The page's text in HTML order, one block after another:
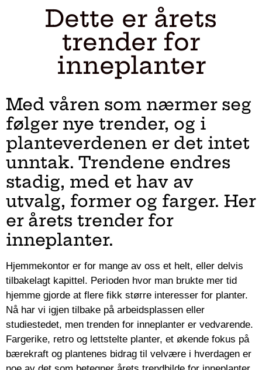
Dette er årets
trender for
inneplanter
Med våren som nærmer seg
følger nye trender, og i
planteverdenen er det intet
unntak. Trendene endres
stadig, med et hav av
utvalg, former og farger. Her
er årets trender for
inneplanter.
Hjemmekontor er for mange av oss et helt, eller delvis
tilbakelagt kapittel. Perioden hvor man brukte mer tid
hjemme gjorde at flere fikk større interesser for planter.
Nå har vi igjen tilbake på arbeidsplassen eller
studiestedet, men trenden for inneplanter er vedvarende.
Fargerike, retro og lettstelte planter, et økende fokus på
bærekraft og plantenes bidrag til velvære i hverdagen er